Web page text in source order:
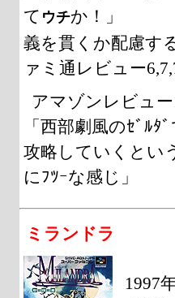
て ウチか！」
義を貫くか配慮す
ァミ通レビュー
アマゾンレビュ
「西部劇風のｾﾞﾙﾀ
攻略していくとい
にﾌﾂｰな感じ」
ミランドラ
1997